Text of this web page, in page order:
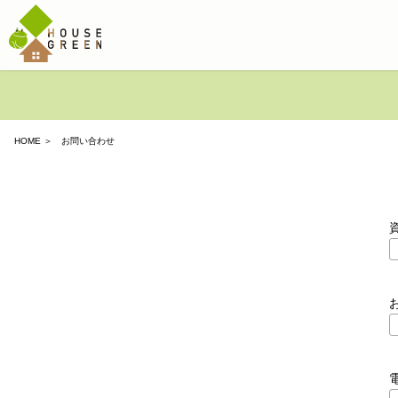
HOME ＞ お問い合わせ